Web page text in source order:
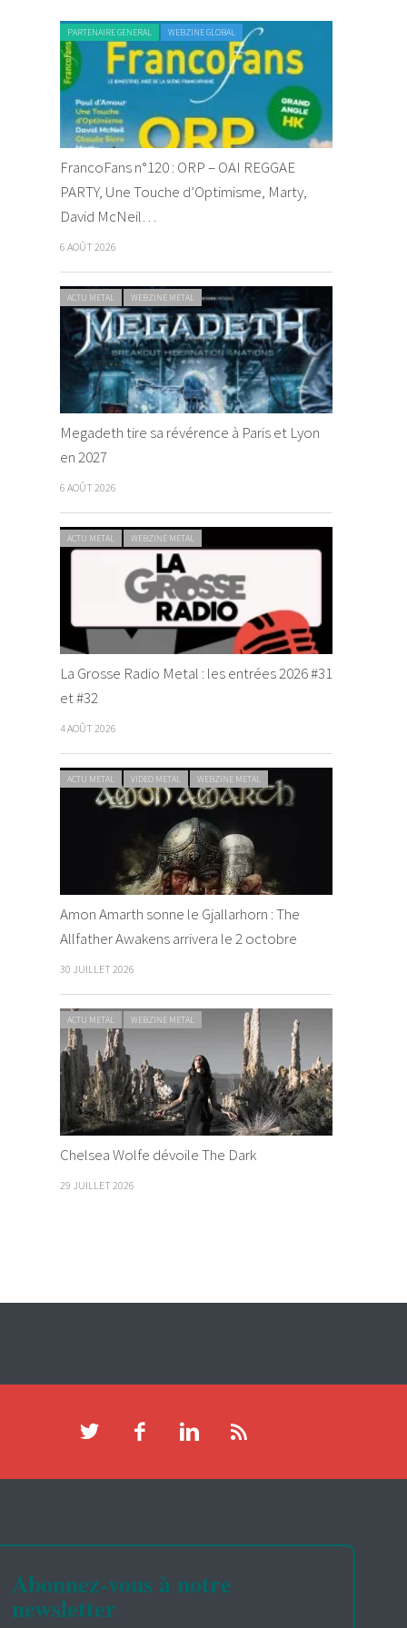
PARTENAIRE GENERAL WEBZINE GLOBAL
FrancoFans n°120 : ORP – OAI REGGAE
PARTY, Une Touche d’Optimisme, Marty,
David McNeil…
6 AOÛT 2026
ACTU METAL WEBZINE METAL
Megadeth tire sa révérence à Paris et Lyon
en 2027
6 AOÛT 2026
ACTU METAL WEBZINE METAL
La Grosse Radio Metal : les entrées 2026 #31
et #32
4 AOÛT 2026
ACTU METAL VIDEO METAL WEBZINE METAL
Amon Amarth sonne le Gjallarhorn : The
Allfather Awakens arrivera le 2 octobre
30 JUILLET 2026
ACTU METAL WEBZINE METAL
Chelsea Wolfe dévoile The Dark
29 JUILLET 2026
Abonnez-vous à notre
newsletter